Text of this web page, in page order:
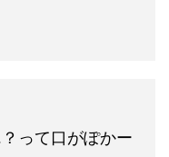
って口がぽかー